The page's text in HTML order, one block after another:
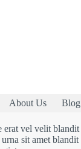
About Us Blog
erat vel velit blandit
sit amet blandit